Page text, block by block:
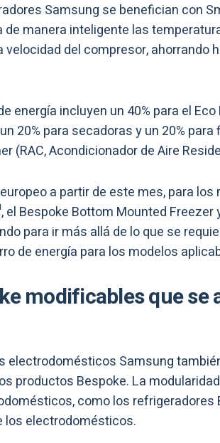
Samsung se benefician con
de manera inteligente las
velocidad del compresor, ahorrando
energía incluyen un 40% para el
20% para secadoras y un 20%
(RAC, Acondicionador de Aire
a partir de este mes, para
Bespoke Bottom Mounted Freezer
para ir más allá de lo que se
de energía para los modelos
modificables que se
electrodomésticos Samsung
productos Bespoke. La
como los refrigeradores
los electrodomésticos.